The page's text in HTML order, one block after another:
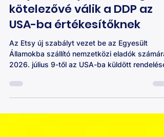
Etsy 2026: Gyakorlatilag
kötelezővé válik a DDP az
USA-ba értékesítőknek
Az Etsy új szabályt vezet be az Egyesült
2026. július 9-től az USA-ba küldött
esetén gyakorlatilag kötelezővé válik a DDP